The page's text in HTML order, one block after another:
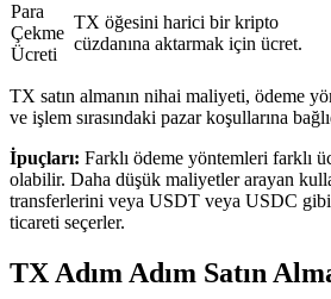
Kripto destekli borçlanma hizmeti
Para
Çekme
Ücreti
TX öğesini harici bir kripto
cüzdanına aktarmak için ücret.
TX satın almanın nihai maliyeti, ödeme
ve işlem sırasındaki pazar koşullarına
İpuçları: Farklı ödeme yöntemleri farklı
olabilir. Daha düşük maliyetler arayan
transferlerini veya USDT veya USDC
ticareti seçerler.
TX Adım Adım Satın